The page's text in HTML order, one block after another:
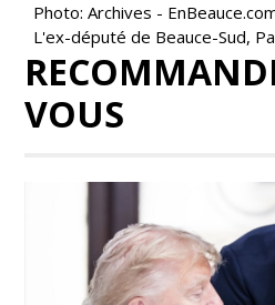
Photo: Archives -
L'ex-député de Beauce-Sud,
VOUS